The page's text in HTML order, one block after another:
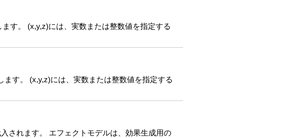
す。 (x,y,z)には、実数または整数値を指定する
す。 (x,y,z)には、実数または整数値を指定する
されます。 エフェクトモデルは、効果生成用の